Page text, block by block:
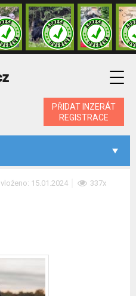
PŘIDAT INZERÁT
REGISTRACE
vloženo: 15.01.2024 337x